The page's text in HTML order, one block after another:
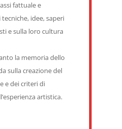
fattuale e
idee, saperi
e sulla loro cultura
la memoria dello
sulla creazione del
e dei criteri di
artistica.